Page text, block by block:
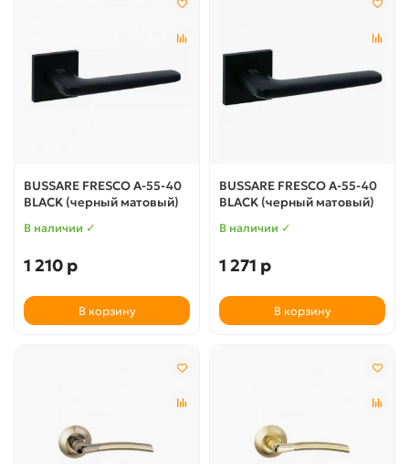
BUSSARE FRESCO A-55-40
BLACK (черный матовый)
В наличии ✓
1 210 р
В корзину
BUSSARE FRESCO A-55-40
BLACK (черный матовый)
В наличии ✓
1 271 р
В корзину